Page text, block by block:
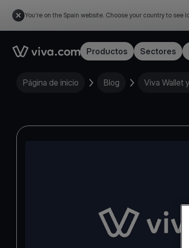
You're on the Spain website. Choose your country to
Link to the homepageProductos Sectores
Página de inicio Blog Viva Wallet